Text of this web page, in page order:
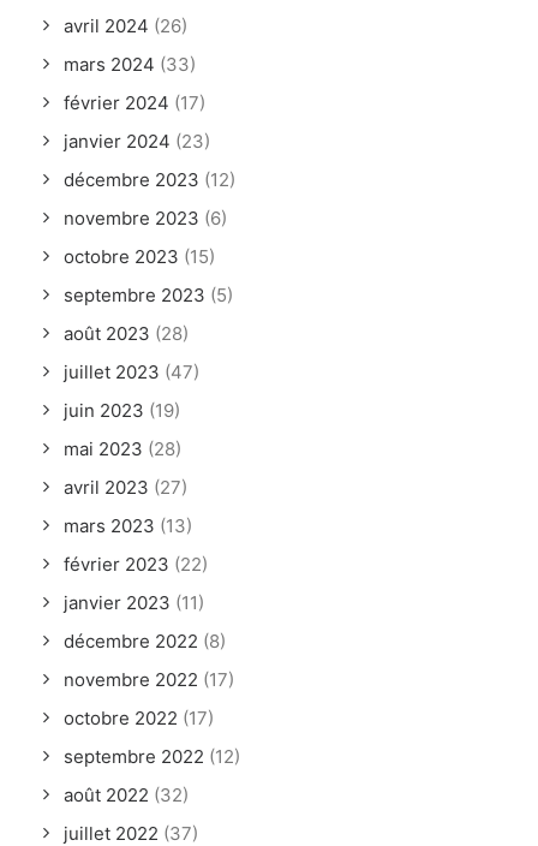
avril 2024 (26)
mars 2024 (33)
février 2024 (17)
janvier 2024 (23)
décembre 2023 (12)
novembre 2023 (6)
octobre 2023 (15)
septembre 2023 (5)
août 2023 (28)
juillet 2023 (47)
juin 2023 (19)
mai 2023 (28)
avril 2023 (27)
mars 2023 (13)
février 2023 (22)
janvier 2023 (11)
décembre 2022 (8)
novembre 2022 (17)
octobre 2022 (17)
septembre 2022 (12)
août 2022 (32)
juillet 2022 (37)